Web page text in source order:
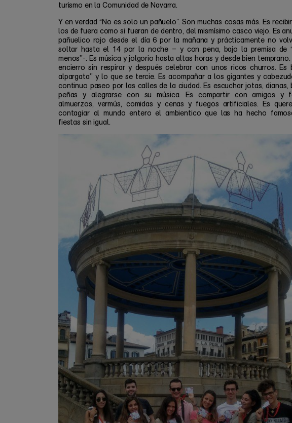
turismo en la Comunidad de Navarra.
Y en verdad “No es solo un pañuelo”. Son muchas cosas más. Es
los de fuera como si fueran de dentro, del mismísimo casco viejo. Es
pañuelico rojo desde el día 6 por la mañana y prácticamente no
soltar hasta el 14 por la noche – y con pena, bajo la premisa de
menos”-. Es música y jolgorio hasta altas horas y desde bien temprano.
encierro sin respirar y después celebrar con unos ricos churros. Es
alpargata” y lo que se tercie. Es acompañar a los gigantes y
continuo paseo por las calles de la ciudad. Es escuchar jotas, dianas,
peñas y alegrarse con su música. Es compartir con amigos y
almuerzos, vermús, comidas y cenas y fuegos artificiales. Es
contagiar al mundo entero el ambientico que las ha hecho
fiestas sin igual.